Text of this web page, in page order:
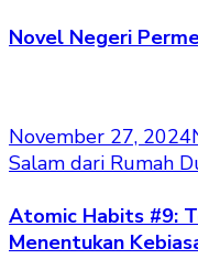
Novel Negeri
November 27, 2024
Salam dari Rumah
Atomic Habits #9:
Menentukan